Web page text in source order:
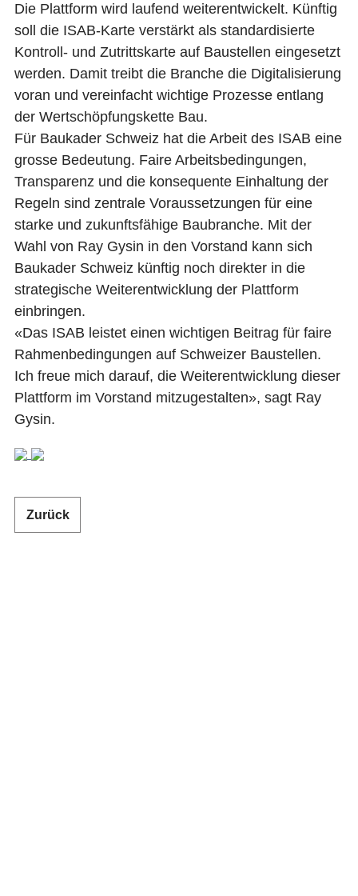
SHOP
NEWSLETTER
FACHMAGAZIN
KONTAKT
ANMELDEN
DEFR IT
Die Plattform wird laufend weiterentwickelt. Künftig
soll die ISAB-Karte verstärkt als standardisierte
Kontroll- und Zutrittskarte auf Baustellen eingesetzt
werden. Damit treibt die Branche die Digitalisierung
voran und vereinfacht wichtige Prozesse entlang
der Wertschöpfungskette Bau.
Für Baukader Schweiz hat die Arbeit des ISAB eine
grosse Bedeutung. Faire Arbeitsbedingungen,
Transparenz und die konsequente Einhaltung der
Regeln sind zentrale Voraussetzungen für eine
starke und zukunftsfähige Baubranche. Mit der
Wahl von Ray Gysin in den Vorstand kann sich
Baukader Schweiz künftig noch direkter in die
strategische Weiterentwicklung der Plattform
einbringen.
«Das ISAB leistet einen wichtigen Beitrag für faire
Rahmenbedingungen auf Schweizer Baustellen.
Ich freue mich darauf, die Weiterentwicklung dieser
Plattform im Vorstand mitzugestalten», sagt Ray
Gysin.
Zurück